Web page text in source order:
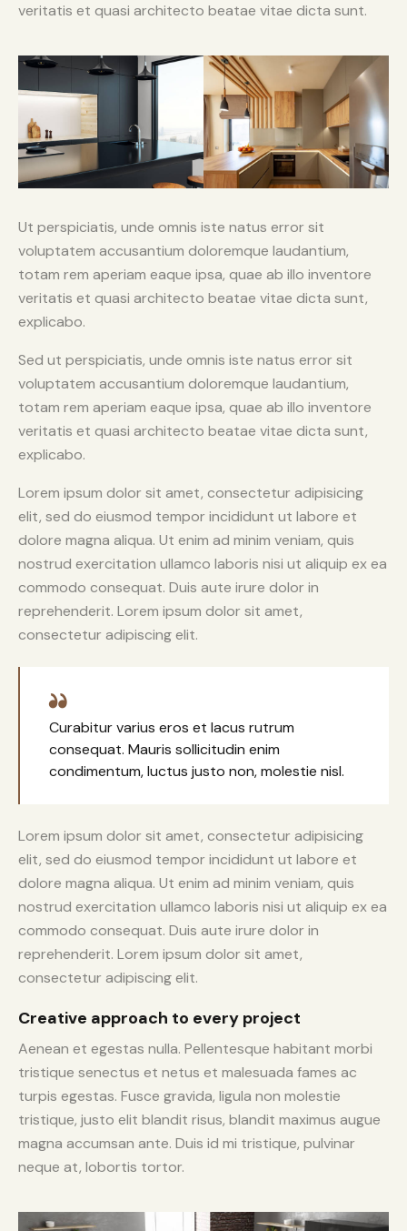
veritatis et quasi architecto beatae vitae dicta sunt.
Ut perspiciatis, unde omnis iste natus error sit
voluptatem accusantium doloremque laudantium,
totam rem aperiam eaque ipsa, quae ab illo inventore
veritatis et quasi architecto beatae vitae dicta sunt,
explicabo.
Sed ut perspiciatis, unde omnis iste natus error sit
voluptatem accusantium doloremque laudantium,
totam rem aperiam eaque ipsa, quae ab illo inventore
veritatis et quasi architecto beatae vitae dicta sunt,
explicabo.
Lorem ipsum dolor sit amet, consectetur adipisicing
elit, sed do eiusmod tempor incididunt ut labore et
dolore magna aliqua. Ut enim ad minim veniam, quis
nostrud exercitation ullamco laboris nisi ut aliquip ex ea
commodo consequat. Duis aute irure dolor in
reprehenderit. Lorem ipsum dolor sit amet,
consectetur adipiscing elit.
Curabitur varius eros et lacus rutrum
consequat. Mauris sollicitudin enim
condimentum, luctus justo non, molestie nisl.
Lorem ipsum dolor sit amet, consectetur adipisicing
elit, sed do eiusmod tempor incididunt ut labore et
dolore magna aliqua. Ut enim ad minim veniam, quis
nostrud exercitation ullamco laboris nisi ut aliquip ex ea
commodo consequat. Duis aute irure dolor in
reprehenderit. Lorem ipsum dolor sit amet,
consectetur adipiscing elit.
Creative approach to every project
Aenean et egestas nulla. Pellentesque habitant morbi
tristique senectus et netus et malesuada fames ac
turpis egestas. Fusce gravida, ligula non molestie
tristique, justo elit blandit risus, blandit maximus augue
magna accumsan ante. Duis id mi tristique, pulvinar
neque at, lobortis tortor.